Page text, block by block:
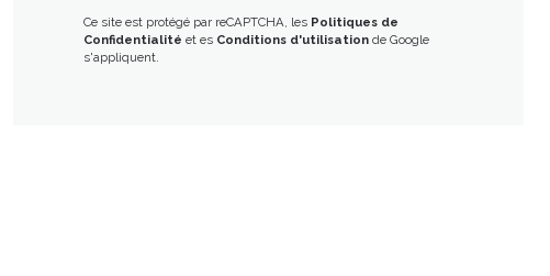
Ce site est protégé par reCAPTCHA, les Politiques de
Confidentialité et es Conditions d'utilisationde Google
s'appliquent.